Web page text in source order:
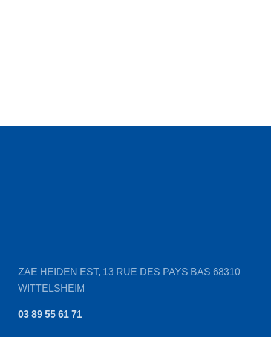
ZAE HEIDEN EST, 13 RUE DES PAYS BAS 68310
WITTELSHEIM
03 89 55 61 71